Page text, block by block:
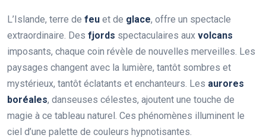
L’Islande, terre de feu et de glace, offre un spectacle
extraordinaire. Des fjords spectaculaires aux volcans
imposants, chaque coin révèle de nouvelles merveilles. Les
paysages changent avec la lumière, tantôt sombres et
mystérieux, tantôt éclatants et enchanteurs. Les aurores
boréales, danseuses célestes, ajoutent une touche de
magie à ce tableau naturel. Ces phénomènes illuminent le
ciel d’une palette de couleurs hypnotisantes.